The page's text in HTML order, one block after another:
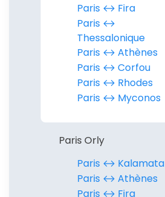
Paris ↔︎ Fira
Paris ↔︎
Thessalonique
Paris ↔︎ Athènes
Paris ↔︎ Corfou
Paris ↔︎ Rhodes
Paris ↔︎ Myconos
Paris Orly
Paris ↔︎ Kalamata
Paris ↔︎ Athènes
Paris ↔︎ Fira